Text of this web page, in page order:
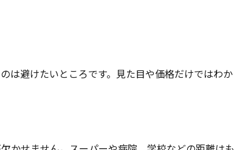
は避けたいところです。見た目や価格だけではわか